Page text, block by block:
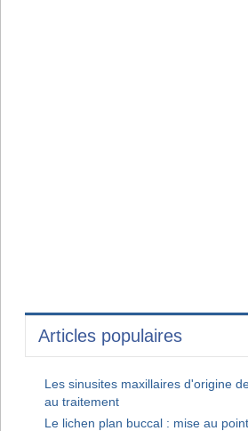
Articles populaires
Les sinusites maxillaires d'origine
au traitement
Le lichen plan buccal : mise au point